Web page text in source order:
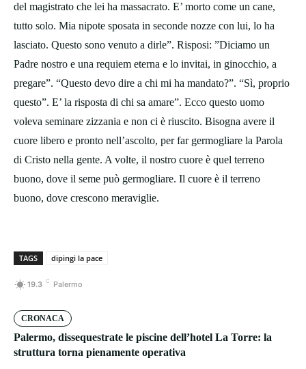
del magistrato che lei ha massacrato. E’ morto come un cane,
tutto solo. Mia nipote sposata in seconde nozze con lui, lo ha
lasciato. Questo sono venuto a dirle”. Risposi: ”Diciamo un
Padre nostro e una requiem eterna e lo invitai, in ginocchio, a
pregare”. “Questo devo dire a chi mi ha mandato?”. “Sì, proprio
questo”. E’ la risposta di chi sa amare”. Ecco questo uomo
voleva seminare zizzania e non ci è riuscito. Bisogna avere il
cuore libero e pronto nell’ascolto, per far germogliare la Parola
di Cristo nella gente. A volte, il nostro cuore è quel terreno
buono, dove il seme può germogliare. Il cuore è il terreno
buono, dove crescono meraviglie.
TAGS dipingi la pace
19.3 C Palermo
CRONACA
Palermo, dissequestrate le piscine dell’hotel La Torre: la
struttura torna pienamente operativa